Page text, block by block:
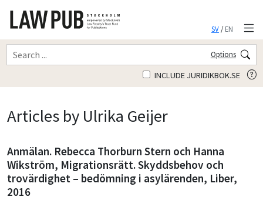
SV/EN
Options
INCLUDE JURIDIKBOK.SE
Articles by Ulrika Geijer
Anmälan. Rebecca Thorburn Stern och Hanna
Wikström, Migrationsrätt. Skyddsbehov och
trovärdighet – bedömning i asylärenden, Liber,
2016